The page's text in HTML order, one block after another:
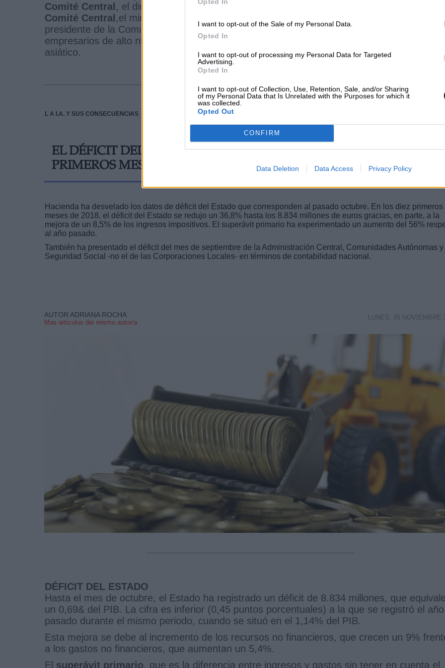
I want to opt-out of the Sale of my Personal Data.
Opted In
I want to opt-out of processing my Personal Data for Targeted
Advertising.
Opted In
I want to opt-out of Collection, Use, Retention, Sale, and/or Sharing
of my Personal Data that Is Unrelated with the Purposes for which it
was collected.
Opted Out
CONFIRM
Data Deletion Data Access Privacy Policy
Comité Central, el director de la
Oficiana de la Comisión de Asuntos Exteriores del
Comité Central,el ministro de
, así como
presidente de la Comisión Nacional del Desarrollo y la Reforma y también muchos
empresarios de alto nivel chino así como dirigentes del
asiático.
L A I.A. Y SUS CONSECUENCIAS
EL DÉFICIT DEL ESTADO SE REDUCE UN 36,8% EN LOS DIEZ
PRIMEROS MESES DE 2018
Hacienda ha desvelado los datos de déficit del Estado que corresponden al pasado octubre. En los diez primeros
meses de 2018, el déficit del Estado se redujo un 36,8% hasta los 8.834 millones de euros gracias, en parte, a la
mejora de un 8,5% de los ingresos impositivos. El superávit primario ha experimentado un aumento del 56%
al año pasado.
También ha presentado el déficit del mes de septiembre de la Administración Central, Comunidades Autónomas y
Seguridad Social -no el de las Corporaciones Locales- en términos de contabilidad nacional.
AUTOR ADRIANA ROCHA
Mas artículos del mismo autor/a
LUNES, 26 NOVIEMBRE
DÉFICIT DEL ESTADO
Hasta el mes de octubre, el Estado ha registrado un déficit de 8.834 millones, que
un 0,69& del PIB. La cifra es inferior (0,45 puntos porcentuales) a la que se registró el año
pasado durante el mismo periodo, cuando se situó en el 1,14% del PIB.
Esta mejora se debe al incremento de los recursos no financieros, que crecen un 9%
a los gastos no financieros, que aumentan un 5,4%.
El superávit primario, que es la diferencia entre ingresos y gastos sin tener en cuenta el